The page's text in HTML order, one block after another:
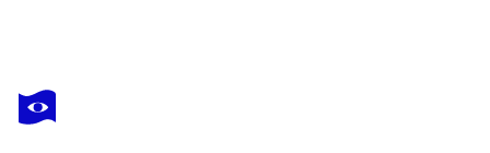
ZHANNA
KONDRATENKO